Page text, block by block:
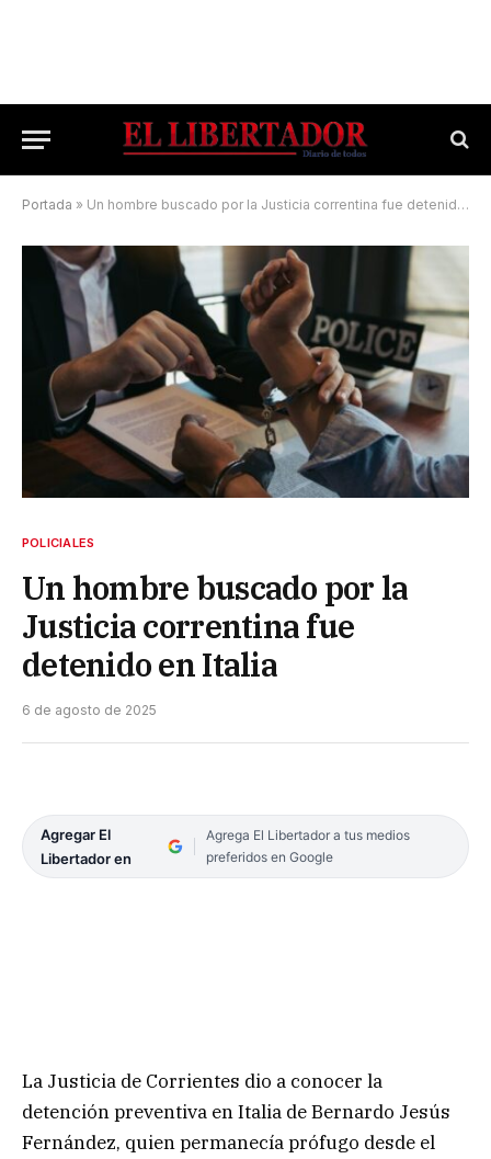
Portada » Un hombre buscado por la Justicia correntina fue detenido en Italia
POLICIALES
Un hombre buscado por la
Justicia correntina fue
detenido en Italia
6 de agosto de 2025
Agregar El
Libertador en
Agrega El Libertador a tus medios
preferidos en Google
La Justicia de Corrientes dio a conocer la
detención preventiva en Italia de Bernardo Jesús
Fernández, quien permanecía prófugo desde el